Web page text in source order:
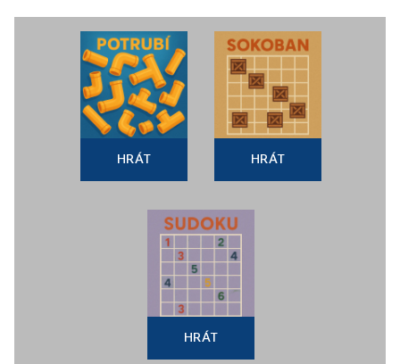
HRÁT HRÁT
HRÁT